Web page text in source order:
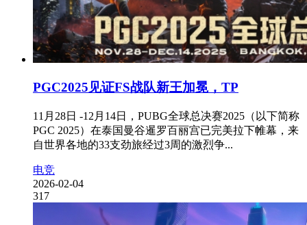
PGC2025见证FS战队新王加冕，TP
11月28日 -12月14日，PUBG全球总决赛2025（以下简称
PGC 2025）在泰国曼谷暹罗百丽宫已完美拉下帷幕，来
自世界各地的33支劲旅经过3周的激烈争...
电竞
2026-02-04
317